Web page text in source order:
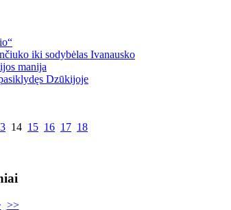
iki sodybėlas Ivanausko
manija
Dzūkijoje
14 15 16 17 18
>>